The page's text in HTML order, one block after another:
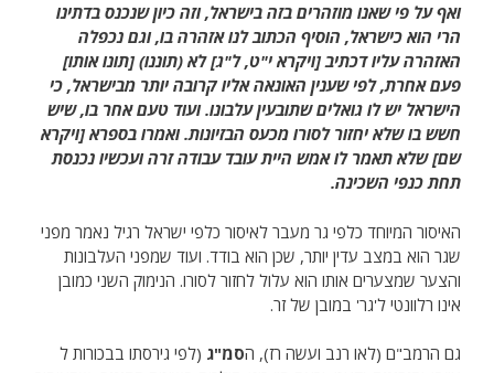
ואף על פי שאנו מוזהרים בזה בישראל, וזה כיון שנכנס בדתינו
הרי הוא כישראל, הוסיף הכתוב לנו אזהרה בו, וגם נכפלה
האזהרה עליו דכתיב [ויקרא י"ט, ל"ג] לא (תוננו) [תונו אותו]
פעם אחרת, לפי שענין האונאה אליו קרובה יותר מבישראל, כי
הישראל יש לו גואלים שתובעין עלבונו. ועוד טעם אחר בו, שיש
חשש בו שלא יחזור לסורו מכעס הבזיונות. ואמרו בספרא [ויקרא
שם] שלא תאמר לו אמש היית עובד עבודה זרה ועכשיו נכנסת
תחת כנפי השכינה.
האיסור המיוחד כלפי גר מעבר לאיסור כלפי ישראל רגיל נאמר מפני
שגר הוא במצב עדין יותר, שכן הוא בודד. ועוד שמפני העלבונות
והצער שמצערים אותו הוא עלול לחזור לסורו. הנימוק השני כמובן
אינו רלוונטי ל'גר' במובן של זר.
גם הרמב"ם (לאו רנב ועשה רז), הסמ"ג (לפי גירסתו בבכורות ל